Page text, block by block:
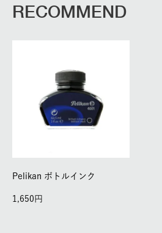
RECOMMEND
Pelikan ボトルインク
1,650